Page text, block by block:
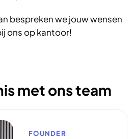
bespreken we jouw wensen
ons op kantoor!
met ons team
FOUNDER